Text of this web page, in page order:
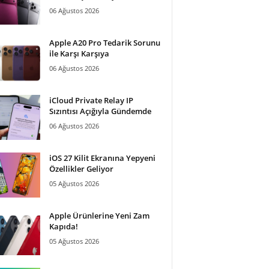
06 Ağustos 2026
Apple A20 Pro Tedarik Sorunu
ile Karşı Karşıya
06 Ağustos 2026
iCloud Private Relay IP
Sızıntısı Açığıyla Gündemde
06 Ağustos 2026
iOS 27 Kilit Ekranına Yepyeni
Özellikler Geliyor
05 Ağustos 2026
Apple Ürünlerine Yeni Zam
Kapıda!
05 Ağustos 2026